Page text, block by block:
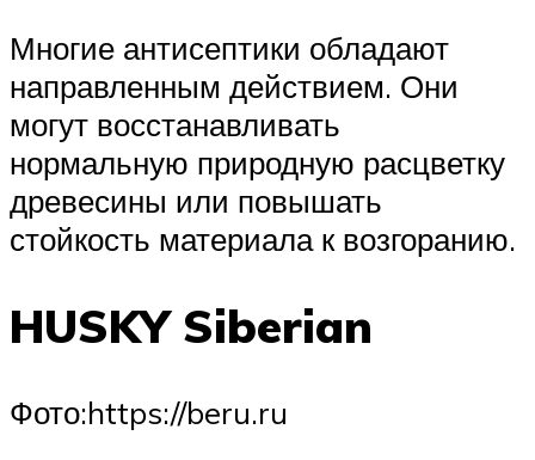
Многие антисептики обладают
направленным действием. Они
могут восстанавливать
нормальную природную расцветку
древесины или повышать
стойкость материала к возгоранию.
HUSKY Siberian
​Фото:https://beru.ru